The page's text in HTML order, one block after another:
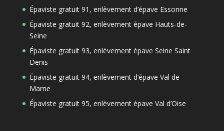
Épaviste gratuit 91, enlèvement d’épave Essonne
Épaviste gratuit 92, enlèvement épave Hauts-de-
Seine
Épaviste gratuit 93, enlèvement épave Seine Saint
Denis
Épaviste gratuit 94, enlèvement d’épave Val de
Marne
Épaviste gratuit 95, enlèvement épave Val d’Oise